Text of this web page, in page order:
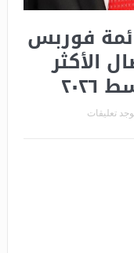
فوربس
الأكثر
تعليقات